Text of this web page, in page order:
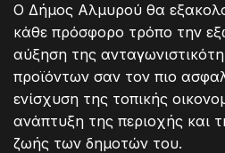
Ο Δήμος Αλμυρού θα
κάθε πρόσφορο τρόπο την
αύξηση της
προϊόντων σαν τον πιο
ενίσχυση της τοπικής
ανάπτυξη της περιοχής και
ζωής των δημοτών του.